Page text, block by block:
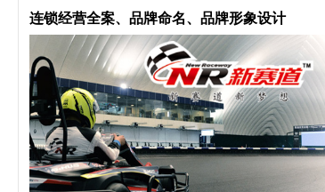
连锁经营全案、品牌命名、品牌形象设计